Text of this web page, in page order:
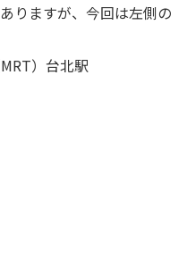
りますが、今回は左側の